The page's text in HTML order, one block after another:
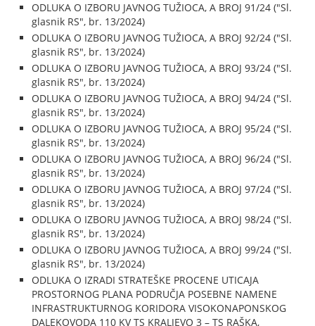
ODLUKA O IZBORU JAVNOG TUŽIOCA, A BROJ 91/24 ("Sl.
glasnik RS", br. 13/2024)
ODLUKA O IZBORU JAVNOG TUŽIOCA, A BROJ 92/24 ("Sl.
glasnik RS", br. 13/2024)
ODLUKA O IZBORU JAVNOG TUŽIOCA, A BROJ 93/24 ("Sl.
glasnik RS", br. 13/2024)
ODLUKA O IZBORU JAVNOG TUŽIOCA, A BROJ 94/24 ("Sl.
glasnik RS", br. 13/2024)
ODLUKA O IZBORU JAVNOG TUŽIOCA, A BROJ 95/24 ("Sl.
glasnik RS", br. 13/2024)
ODLUKA O IZBORU JAVNOG TUŽIOCA, A BROJ 96/24 ("Sl.
glasnik RS", br. 13/2024)
ODLUKA O IZBORU JAVNOG TUŽIOCA, A BROJ 97/24 ("Sl.
glasnik RS", br. 13/2024)
ODLUKA O IZBORU JAVNOG TUŽIOCA, A BROJ 98/24 ("Sl.
glasnik RS", br. 13/2024)
ODLUKA O IZBORU JAVNOG TUŽIOCA, A BROJ 99/24 ("Sl.
glasnik RS", br. 13/2024)
ODLUKA O IZRADI STRATEŠKE PROCENE UTICAJA
PROSTORNOG PLANA PODRUČJA POSEBNE NAMENE
INFRASTRUKTURNOG KORIDORA VISOKONAPONSKOG
DALEKOVODA 110 KV TS KRALJEVO 3 – TS RAŠKA,